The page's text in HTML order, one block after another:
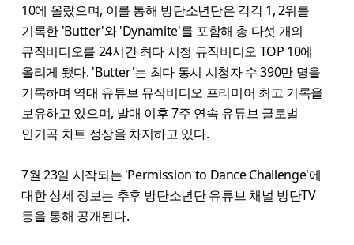
10에 올랐으며, 이를 통해 방탄소년단은 각각 1, 2위를
기록한 'Butter'와 'Dynamite'를 포함해 총 다섯 개의
뮤직비디오를 24시간 최다 시청 뮤직비디오 TOP 10에
올리게 됐다. 'Butter'는 최다 동시 시청자 수 390만 명을
기록하며 역대 유튜브 뮤직비디오 프리미어 최고 기록을
보유하고 있으며, 발매 이후 7주 연속 유튜브 글로벌
인기곡 차트 정상을 차지하고 있다.
7월 23일 시작되는 'Permission to Dance Challenge'에
대한 상세 정보는 추후 방탄소년단 유튜브 채널 방탄TV
등을 통해 공개된다.